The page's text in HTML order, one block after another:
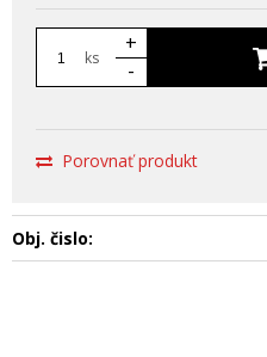
ks
+
-
Porovnať produkt
Obj. čislo: